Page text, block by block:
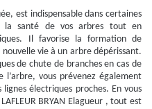
est indispensable dans certaines
la santé de vos arbres tout en
Il favorise la formation de
vie à un arbre dépérissant.
de chute de branches en cas de
vous prévenez également
électriques proches. En vous
BRYAN Elagueur , tout est